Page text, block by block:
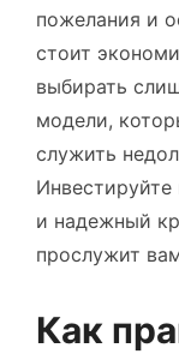
пожелания и
стоит
выбирать
модели,
служить
Инвестируйте
и надежный
прослужит
Как